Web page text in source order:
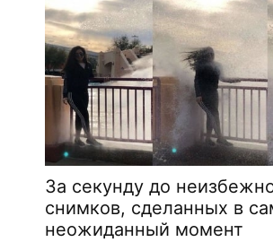
За секунду до
снимков, сделанных в
неожиданный момент